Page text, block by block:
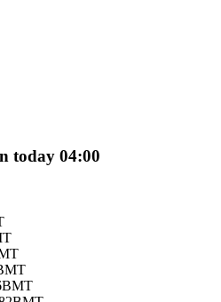
copy trading commissies
handelsinformatie, enz.
today 04:00
BMT